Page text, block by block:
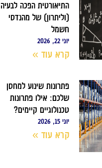
התיאורטית הפכה לבעיה
(וליתרון) של מהנדסי
חשמל
יוני 22, 2026
קרא עוד »
פתרונות שינוע למחסן
שלכם: אילו פתרונות
טכנולוגיים קיימים?
יוני 15, 2026
קרא עוד »